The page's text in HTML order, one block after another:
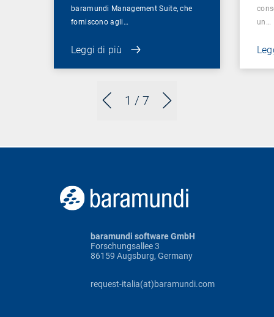
1 / 7
baramundi Management Suite, che
forniscono agli…
Leggi di più
un…
baramundi software GmbH
Forschungsallee 3
86159 Augsburg, Germany
request-italia(at)baramundi.com